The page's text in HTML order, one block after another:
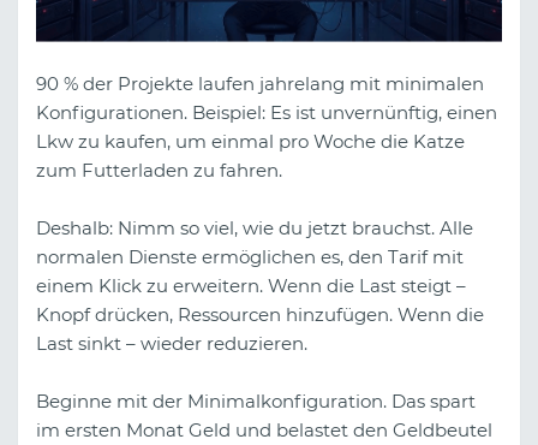
90 % der Projekte laufen jahrelang mit minimalen
Konfigurationen. Beispiel: Es ist unvernünftig, einen
Lkw zu kaufen, um einmal pro Woche die Katze
zum Futterladen zu fahren.
Deshalb: Nimm so viel, wie du jetzt brauchst. Alle
normalen Dienste ermöglichen es, den Tarif mit
einem Klick zu erweitern. Wenn die Last steigt –
Knopf drücken, Ressourcen hinzufügen. Wenn die
Last sinkt – wieder reduzieren.
Beginne mit der Minimalkonfiguration. Das spart
im ersten Monat Geld und belastet den Geldbeutel